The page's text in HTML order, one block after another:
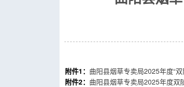
附件1： 曲阳县烟草专卖局2025年度“
附件2： 曲阳县烟草专卖局2025年度双